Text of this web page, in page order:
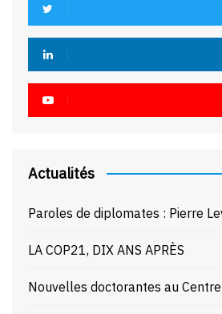
Actualités
Paroles de diplomates : Pierre
LA COP21, DIX ANS APRÈS
Nouvelles doctorantes au